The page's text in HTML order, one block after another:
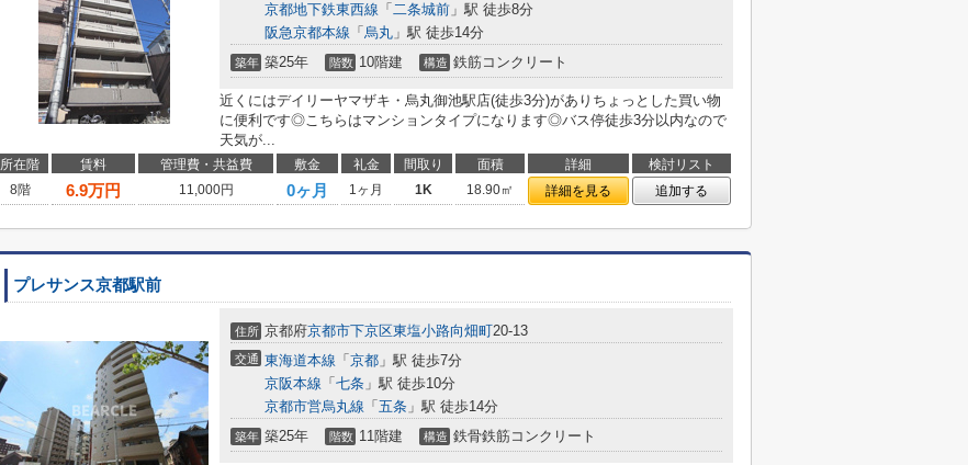
京都地下鉄東西線 「 二条城前 」駅 徒歩8分
阪急京都本線 「 烏丸 」駅 徒歩14分
築年 築25年 階数 10階建 構造 鉄筋コンクリート
近くにはデイリーヤマザキ・烏丸御池駅店(徒歩3分)がありちょっとした買い物
に便利です◎こちらはマンションタイプになります◎バス停徒歩3分以内なので
天気が...
所在階 賃料 管理費・共益費 敷金 礼金 間取り 面積 詳細
検討リスト
8階
6.9万円 11,000円 0ヶ月 1ヶ月 1K 18.90㎡ 詳細を見る 追加する
プレサンス京都駅前
住所 京都府京都市下京区東塩小路向畑町20-13
交通 東海道本線 「 京都 」駅 徒歩7分
京阪本線 「 七条 」駅 徒歩10分
京都市営烏丸線 「 五条 」駅 徒歩14分
築年 築25年 階数 11階建 構造 鉄骨鉄筋コンクリート